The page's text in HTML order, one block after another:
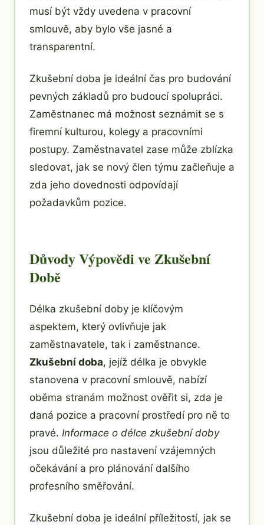
musí být vždy uvedena v pracovní
smlouvě, aby bylo vše jasné a
transparentní.
Zkušební doba je ideální čas pro budování
pevných základů pro budoucí spolupráci.
Zaměstnanec má možnost seznámit se s
firemní kulturou, kolegy a pracovními
postupy. Zaměstnavatel zase může zblízka
sledovat, jak se nový člen týmu začleňuje a
zda jeho dovednosti odpovídají
požadavkům pozice.
Důvody Výpovědi ve Zkušební
Době
Délka zkušební doby je klíčovým
aspektem, který ovlivňuje jak
zaměstnavatele, tak i zaměstnance.
Zkušební doba, jejíž délka je obvykle
stanovena v pracovní smlouvě, nabízí
oběma stranám možnost ověřit si, zda je
daná pozice a pracovní prostředí pro ně to
pravé. Informace o délce zkušební doby
jsou důležité pro nastavení vzájemných
očekávání a pro plánování dalšího
profesního směřování.
Zkušební doba je ideální příležitostí, jak se